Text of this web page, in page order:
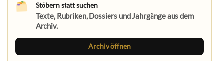
Stöbern statt suchen
Texte, Rubriken, Dossiers und Jahrgänge aus dem
Archiv.
Archiv öffnen